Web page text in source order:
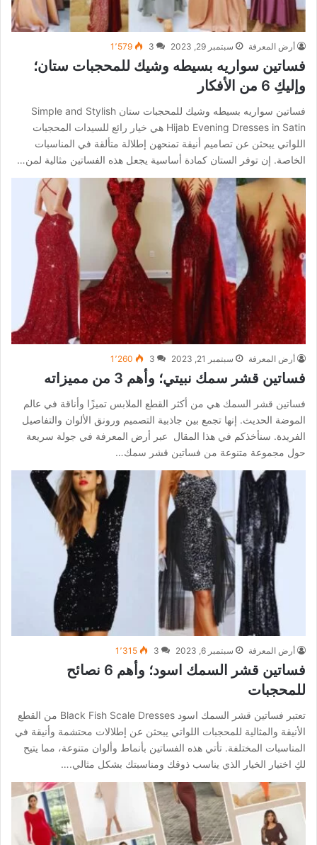
أرض المعرفة سبتمبر 29, 2023 3 1٬579
فساتين سواريه بسيطه وشيك للمحجبات ستان؛
وإليكِ 6 من الأفكار
فساتين سواريه بسيطه وشيك للمحجبات ستان Simple and Stylish
Hijab Evening Dresses in Satin هي خيار رائع للسيدات المحجبات
اللواتي يبحثن عن تصاميم أنيقة تمنحهن إطلالة متألقة في المناسبات
الخاصة. إن توفر الستان كمادة أساسية يجعل هذه الفساتين مثالية لمن…
أرض المعرفة سبتمبر 21, 2023 3 1٬260
فساتين قشر سمك نبيتي؛ وأهم 3 من مميزاته
فساتين قشر السمك هي من أكثر القطع الملابس تميزًا وأناقة في عالم
الموضة الحديث. إنها تجمع بين جاذبية التصميم ورونق الألوان والتفاصيل
الفريدة. سنأخذكم في هذا المقال عبر أرض المعرفة في جولة سريعة
حول مجموعة متنوعة من فساتين قشر سمك…
أرض المعرفة سبتمبر 6, 2023 3 1٬315
فساتين قشر السمك اسود؛ وأهم 6 نصائح
للمحجبات
تعتبر فساتين قشر السمك اسود Black Fish Scale Dresses من القطع
الأنيقة والمثالية للمحجبات اللواتي يبحثن عن إطلالات محتشمة وأنيقة في
المناسبات المختلفة. تأتي هذه الفساتين بأنماط وألوان متنوعة، مما يتيح
لكِ اختيار الخيار الذي يناسب ذوقك ومناسبتك بشكل مثالي.…